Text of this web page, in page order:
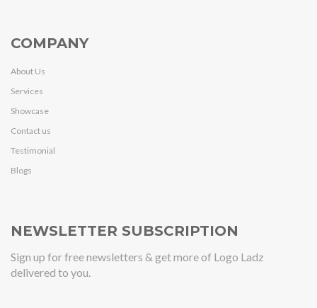
COMPANY
About Us
Services
Showcase
Contact us
Testimonial
Blogs
NEWSLETTER SUBSCRIPTION
Sign up for free newsletters & get more of Logo Ladz
delivered to you.